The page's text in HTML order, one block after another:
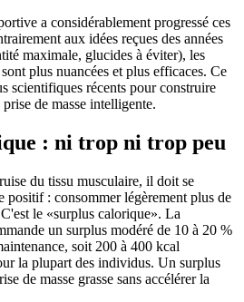
a considérablement progressé ces
aux idées reçues des années
maximale, glucides à éviter), les
plus nuancées et plus efficaces. Ce
scientifiques récents pour construire
de masse intelligente.
: ni trop ni trop peu
du tissu musculaire, il doit se
positif : consommer légèrement plus de
le «surplus calorique». La
un surplus modéré de 10 à 20 %
soit 200 à 400 kcal
la plupart des individus. Un surplus
de masse grasse sans accélérer la